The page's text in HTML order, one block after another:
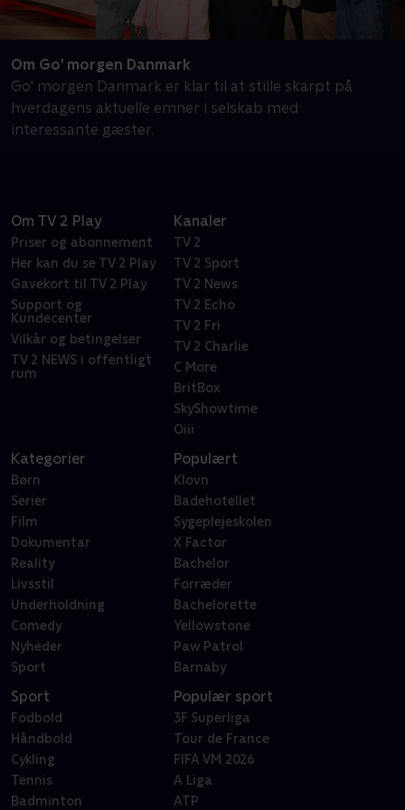
Om Go' morgen Danmark
Go' morgen Danmark er klar til at stille skarpt på
hverdagens aktuelle emner i selskab med
interessante gæster.
Om TV 2 Play
Priser og abonnement
Her kan du se TV 2 Play
Gavekort til TV 2 Play
Support og
Kundecenter
Vilkår og betingelser
TV 2 NEWS i offentligt
rum
Kanaler
TV 2
TV 2 Sport
TV 2 News
TV 2 Echo
TV 2 Fri
TV 2 Charlie
C More
BritBox
SkyShowtime
Oiii
Kategorier
Børn
Serier
Film
Dokumentar
Reality
Livsstil
Underholdning
Comedy
Nyheder
Sport
Populært
Klovn
Badehotellet
Sygeplejeskolen
X Factor
Bachelor
Forræder
Bachelorette
Yellowstone
Paw Patrol
Barnaby
Sport
Fodbold
Håndbold
Cykling
Tennis
Badminton
Populær sport
3F Superliga
Tour de France
FIFA VM 2026
A Liga
ATP